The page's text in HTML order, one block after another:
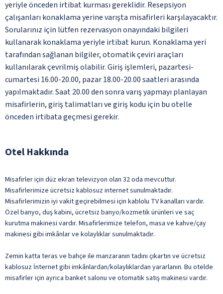
yeriyle önceden irtibat kurması gereklidir. Resepsiyon
çalışanları konaklama yerine varışta misafirleri karşılayacaktır.
Sorularınız için lütfen rezervasyon onayındaki bilgileri
kullanarak konaklama yeriyle irtibat kurun. Konaklama yeri
tarafından sağlanan bilgiler, otomatik çeviri araçları
kullanılarak çevrilmiş olabilir. Giriş işlemleri, pazartesi-
cumartesi 16.00-20.00, pazar 18.00-20.00 saatleri arasında
yapılmaktadır. Saat 20.00 den sonra varış yapmayı planlayan
misafirlerin, giriş talimatları ve giriş kodu için bu otelle
önceden irtibata geçmesi gerekir.
Otel Hakkında
Misafirler için düz ekran televizyon olan 32 oda mevcuttur.
Misafirlerimize ücretsiz kablosuz internet sunulmaktadır.
Misafirlerimizin iyi vakit geçirebilmesi için kablolu TV kanalları vardır.
Özel banyo, duş kabini, ücretsiz banyo/kozmetik ürünleri ve saç
kurutma makinesi vardır. Misafirlerimize telefon, masa ve kahve/çay
makinesi gibi imkânlar ve kolaylıklar sunulmaktadır.
Zemin katta teras ve bahçe ile manzaranın tadını çıkartın ve ücretsiz
kablosuz İnternet gibi imkânlardan/kolaylıklardan yararlanın. Bu otelde
misafirler için ayrıca banket salonu ve otomatik satış makinesi vardır.